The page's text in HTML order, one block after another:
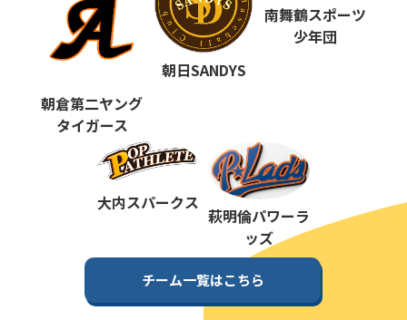
第10回 ポップアスリートカップ
第9回 ポップアスリートカップ
第7回
第6回 ポップアスリートカップ
第5回 ポップアスリートカップ
ポップアスリートカップ
ポップアスリートカップ
朝倉第二ヤング
タイガース
朝日SANDYS
南舞鶴スポーツ
少年団
大内スパークス
萩明倫パワーラ
ッズ
チーム一覧はこちら